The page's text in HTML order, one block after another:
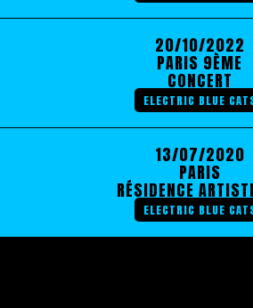
20/10/2022
PARIS 9ÈME
CONCERT
ELECTRIC BLUE
13/07/2020
PARIS
RÉSIDENCE
ELECTRIC BLUE